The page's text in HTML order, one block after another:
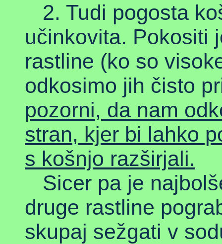
2. Tudi pogosta
učinkovita. Pokositi
rastline (ko so
odkosimo jih čisto
pozorni, da nam
stran, kjer bi lahko
s košnjo razširjali.
Sicer pa je
druge rastline
skupaj sežgati v